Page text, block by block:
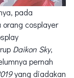
pada
cosplayer
Daikon Sky,
pernah
yang diadakan